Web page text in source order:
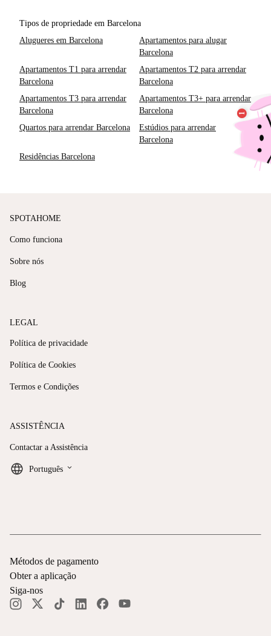
Tipos de propriedade em Barcelona
Alugueres em Barcelona
Apartamentos para alugar
Barcelona
Apartamentos T1 para arrendar
Barcelona
Apartamentos T2 para arrendar
Barcelona
Apartamentos T3 para arrendar
Barcelona
Apartamentos T3+ para arrendar
Barcelona
Quartos para arrendar Barcelona
Estúdios para arrendar
Barcelona
Residências Barcelona
SPOTAHOME
Como funciona
Sobre nós
Blog
LEGAL
Política de privacidade
Política de Cookies
Termos e Condições
ASSISTÊNCIA
Contactar a Assistência
Português keyboard_arrow_down
Métodos de pagamento
Obter a aplicação
Siga-nos